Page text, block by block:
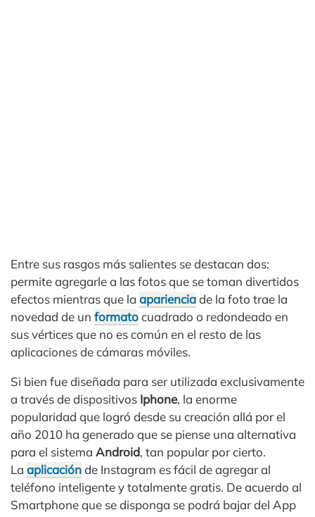
Entre sus rasgos más salientes se destacan dos:
permite agregarle a las fotos que se toman divertidos
efectos mientras que la aparienciade la foto trae la
novedad de un formatocuadrado o redondeado en
sus vértices que no es común en el resto de las
aplicaciones de cámaras móviles.
Si bien fue diseñada para ser utilizada exclusivamente
a través de dispositivos Iphone, la enorme
popularidad que logró desde su creación allá por el
año 2010 ha generado que se piense una alternativa
para el sistema Android, tan popular por cierto.
La aplicaciónde Instagram es fácil de agregar al
teléfono inteligente y totalmente gratis. De acuerdo al
Smartphone que se disponga se podrá bajar del App